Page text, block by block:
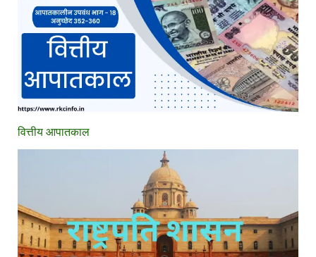
वित्तीय आपातकाल